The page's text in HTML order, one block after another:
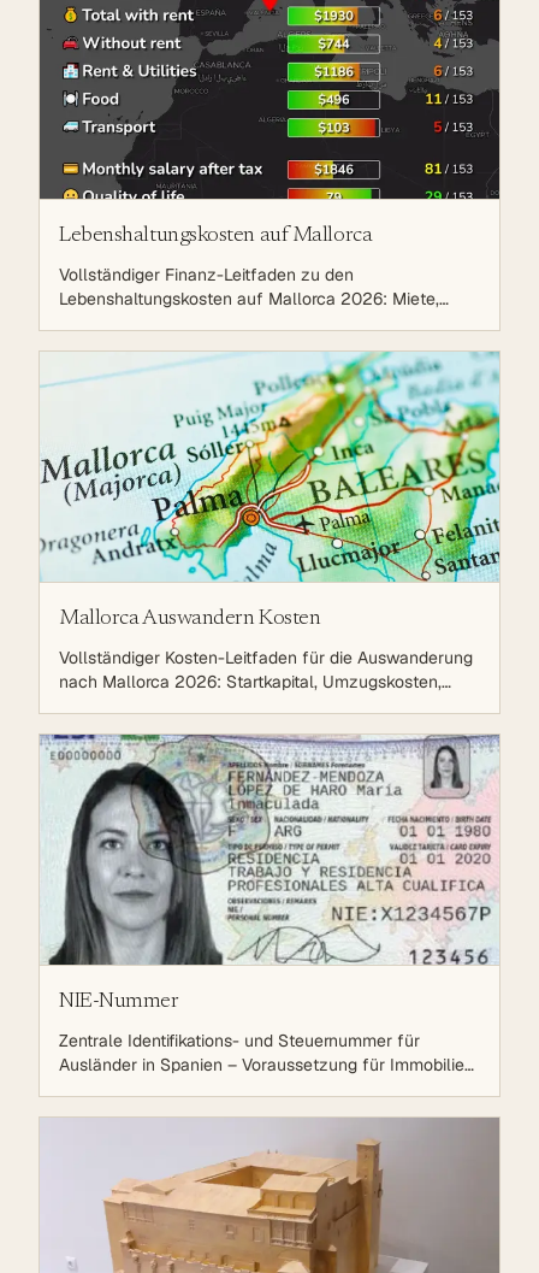
Lebenshaltungskosten auf Mallorca
Vollständiger Finanz-Leitfaden zu den
Lebenshaltungskosten auf Mallorca 2026: Miete,
Bildung, Lebensmittel, Mobilität und Nebenkosten.
Detaillierter Vergleich mit Deutschland.
Mallorca Auswandern Kosten
Vollständiger Kosten-Leitfaden für die Auswanderung
nach Mallorca 2026: Startkapital, Umzugskosten,
Lebenshaltungskosten, Steuern (Beckham Law),
Relocation-Services und mehr.
NIE-Nummer
Zentrale Identifikations- und Steuernummer für
Ausländer in Spanien – Voraussetzung für Immobilien,